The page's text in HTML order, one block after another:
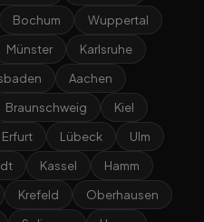
Bochum
Wuppertal
Münster
Karlsruhe
Aachen
Braunschweig
Kiel
Erfurt Lübeck
Ulm
Kassel
Hamm
Krefeld
Oberhausen